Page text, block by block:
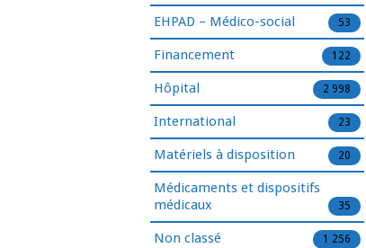
EHPAD – Médico-social 53
Financement 122
Hôpital 2 998
International 23
Matériels à disposition 20
Médicaments et dispositifs
médicaux
35
Non classé 1 256